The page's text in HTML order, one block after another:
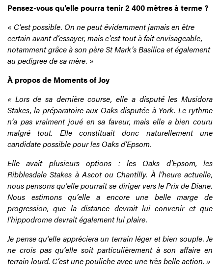
Pensez-vous qu’elle pourra tenir 2 400 mètres à terme ?
« C’est possible. On ne peut évidemment jamais en être
certain avant d’essayer, mais c’est tout à fait envisageable,
notamment grâce à son père St Mark’s Basilica et également
au pedigree de sa mère. »
À propos de Moments of Joy
« Lors de sa dernière course, elle a disputé les Musidora
Stakes, la préparatoire aux Oaks disputée à York. Le rythme
n’a pas vraiment joué en sa faveur, mais elle a bien couru
malgré tout. Elle constituait donc naturellement une
candidate possible pour les Oaks d’Epsom.
Elle avait plusieurs options : les Oaks d’Epsom, les
Ribblesdale Stakes à Ascot ou Chantilly. À l’heure actuelle,
nous pensons qu’elle pourrait se diriger vers le Prix de Diane.
Nous estimons qu’elle a encore une belle marge de
progression, que la distance devrait lui convenir et que
l’hippodrome devrait également lui plaire.
Je pense qu’elle appréciera un terrain léger et bien souple. Je
ne crois pas qu’elle soit particulièrement à son affaire en
terrain lourd. C’est une pouliche avec une très belle action. »